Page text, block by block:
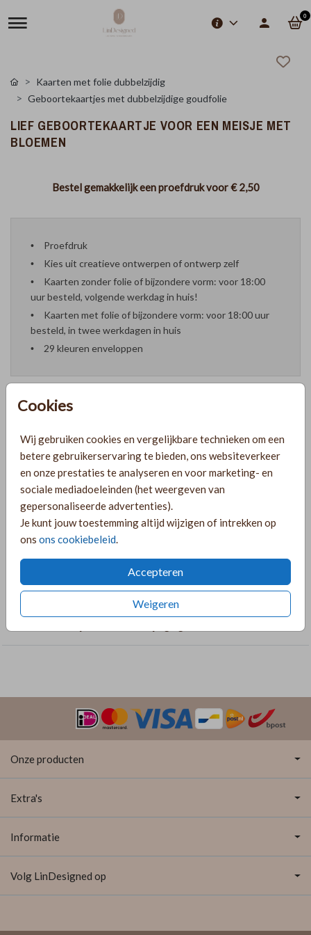
0
Cookies
Wij gebruiken cookies en vergelijkbare technieken om een
betere gebruikerservaring te bieden, ons websiteverkeer
en onze prestaties te analyseren en voor marketing- en
sociale mediadoeleinden (het weergeven van
gepersonaliseerde advertenties).
Je kunt jouw toestemming altijd wijzigen of intrekken op
ons ons cookiebeleid.
Accepteren
Weigeren
Kaarten met folie dubbelzijdig
Geboortekaartjes met dubbelzijdige goudfolie
LIEF GEBOORTEKAARTJE VOOR EEN MEISJE MET
BLOEMEN
Bestel gemakkelijk een proefdruk voor€ 2,50
Proefdruk
Kies uit creatieve ontwerpen of ontwerp zelf
Kaarten zonder folie of bijzondere vorm: voor 18:00
uur besteld, volgende werkdag in huis!
Kaarten met folie of bijzondere vorm: voor 18:00 uur
besteld, in twee werkdagen in huis
29 kleuren enveloppen
PRODUCTINFORMATIE
OMSCHRIJVING
Onze producten
Extra's
Informatie
Volg LinDesigned op